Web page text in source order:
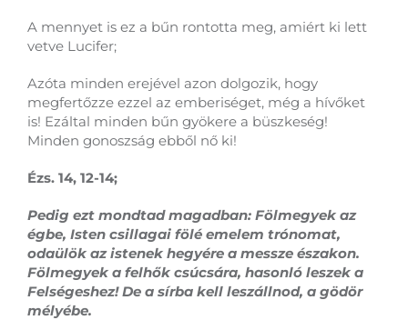
A mennyet is ez a bűn rontotta meg, amiért ki lett
vetve Lucifer;
Azóta minden erejével azon dolgozik, hogy
megfertőzze ezzel az emberiséget, még a hívőket
is! Ezáltal minden bűn gyökere a büszkeség!
Minden gonoszság ebből nő ki!
Ézs. 14, 12-14;
Pedig ezt mondtad magadban: Fölmegyek az
égbe, Isten csillagai fölé emelem trónomat,
odaülök az istenek hegyére a messze északon.
Fölmegyek a felhők csúcsára, hasonló leszek a
Felségeshez! De a sírba kell leszállnod, a gödör
mélyébe.